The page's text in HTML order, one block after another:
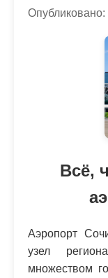
Опубликовано:
Всё,
Аэропорт
узел
множеством